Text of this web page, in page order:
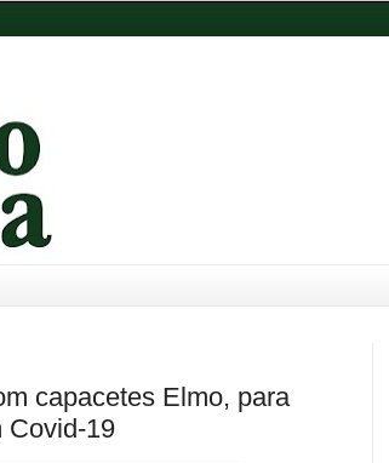
capacetes Elmo, para
Covid-19